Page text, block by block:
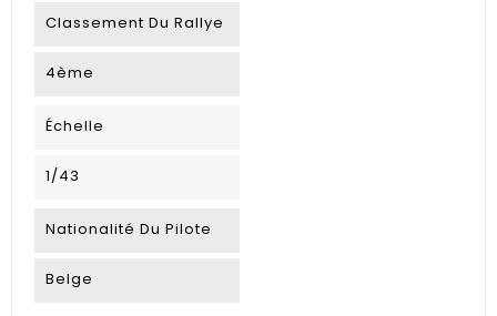
Classement Du Rallye
4ème
Échelle
1/43
Nationalité Du Pilote
Belge